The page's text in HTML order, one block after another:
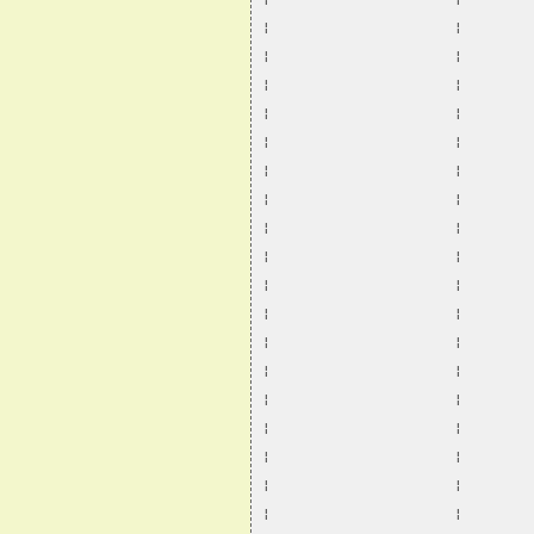
¦                      ¦
¦                      ¦
¦                      ¦
¦                      ¦
¦                      ¦
¦                      ¦
¦                      ¦
¦                      ¦
¦                      ¦
¦                      ¦
¦                      ¦
¦                      ¦
¦                      ¦
¦                      ¦
¦                      ¦
¦                      ¦
¦                      ¦
¦                      ¦